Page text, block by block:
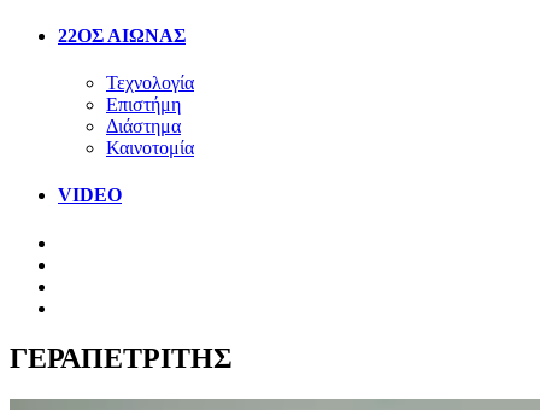
22ΟΣ ΑΙΩΝΑΣ
Τεχνολογία
Επιστήμη
Διάστημα
Καινοτομία
VIDEO
ΓΕΡΑΠΕΤΡΙΤΗΣ